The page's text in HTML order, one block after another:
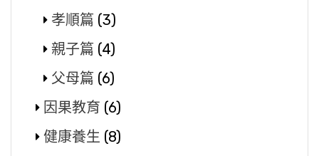
孝順篇 (3)
親子篇 (4)
父母篇 (6)
因果教育 (6)
健康養生 (8)